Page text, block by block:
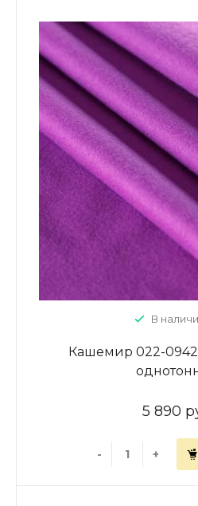
В
Кашемир 022-
5 890
- +